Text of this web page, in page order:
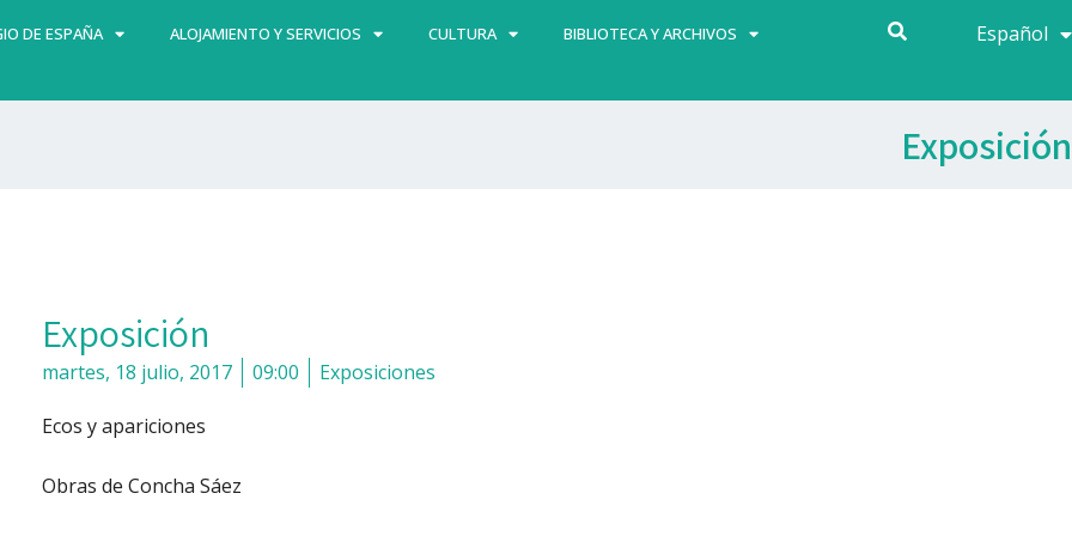
DE ESPAÑA ALOJAMIENTO Y SERVICIOS CULTURA BIBLIOTECA Y ARCHIVOS Español
Français
Exposición
Exposición
martes, 18 julio, 2017 09:00 Exposiciones
Ecos y apariciones
Obras de Concha Sáez